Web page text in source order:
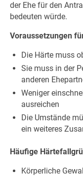
der Ehe für den
bedeuten würde.
Voraussetzungen
Die Härte muss
Sie muss in der
anderen
Weniger
ausreichen
Die Umstände
ein weiteres
Häufige
Körperliche